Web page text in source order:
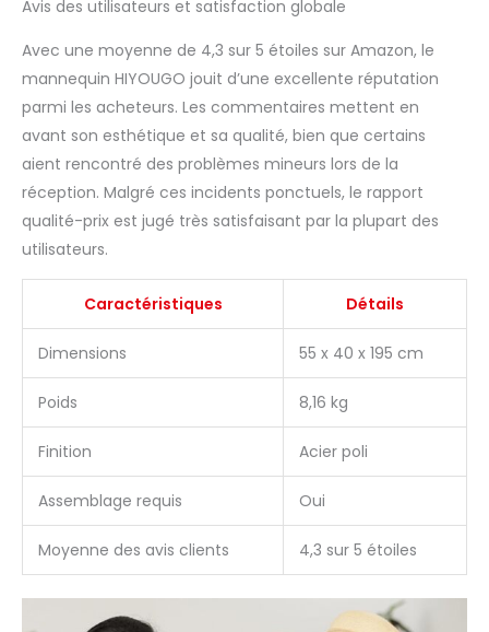
de ce mannequin est
simple et facile à
utiliser. Vous pouvez
assembler le
mannequin
indépendamment en
quelques minutes. Si
vous avez des
questions, n'hésitez
Avis des utilisateurs et satisfaction globale
Avec une moyenne de 4,3 sur 5 étoiles sur Amazon, le
mannequin HIYOUGO jouit d’une excellente réputation
parmi les acheteurs. Les commentaires mettent en
avant son esthétique et sa qualité, bien que certains
aient rencontré des problèmes mineurs lors de la
réception. Malgré ces incidents ponctuels, le rapport
qualité-prix est jugé très satisfaisant par la plupart des
utilisateurs.
Caractéristiques Détails
Dimensions 55 x 40 x 195 cm
Poids 8,16 kg
Finition Acier poli
Assemblage requis Oui
Moyenne des avis clients 4,3 sur 5 étoiles